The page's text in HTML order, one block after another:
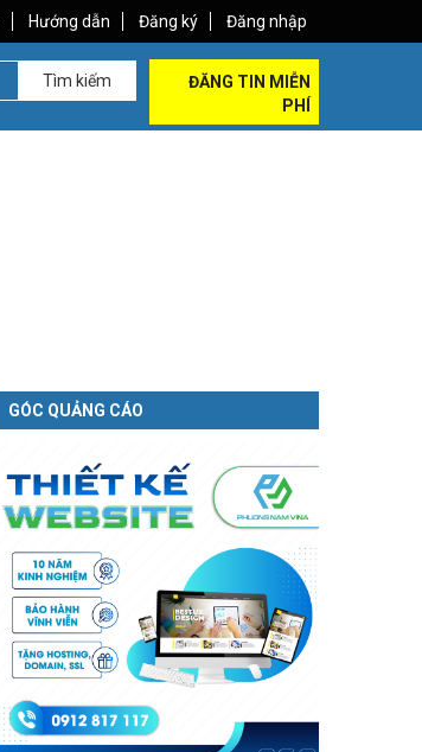
Hướng dẫn Đăng ký Đăng nhập
Tìm kiếm
ĐĂNG TIN MIỄN
PHÍ
GÓC QUẢNG CÁO